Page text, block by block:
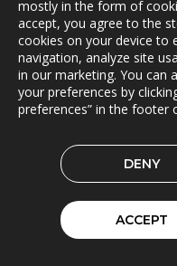
2021-02-26
Webinar med
2021-02-24
Nya lokaler i Oslo
2021-01-29
En attraktiv
2021-01-11
Triona expanderar i
mostly in the form of
accept, you agree to the
cookies on your device to
navigation, analyze site
in our marketing. You can
your preferences by
preferences” in the footer
DENY
ACCEPT